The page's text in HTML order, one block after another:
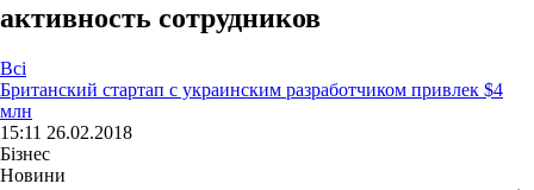
активность сотрудников
Всі
Британский стартап с украинским разработчиком привлек $4
млн
15:11 26.02.2018
Бізнес
Новини